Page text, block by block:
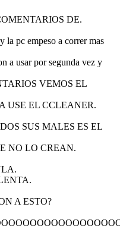
DE.
la pc empeso a correr mas
a usar por segunda vez y
VEMOS EL
USE EL CCLEANER.
SUS MALES ES EL
NO LO CREAN.
A ESTO?